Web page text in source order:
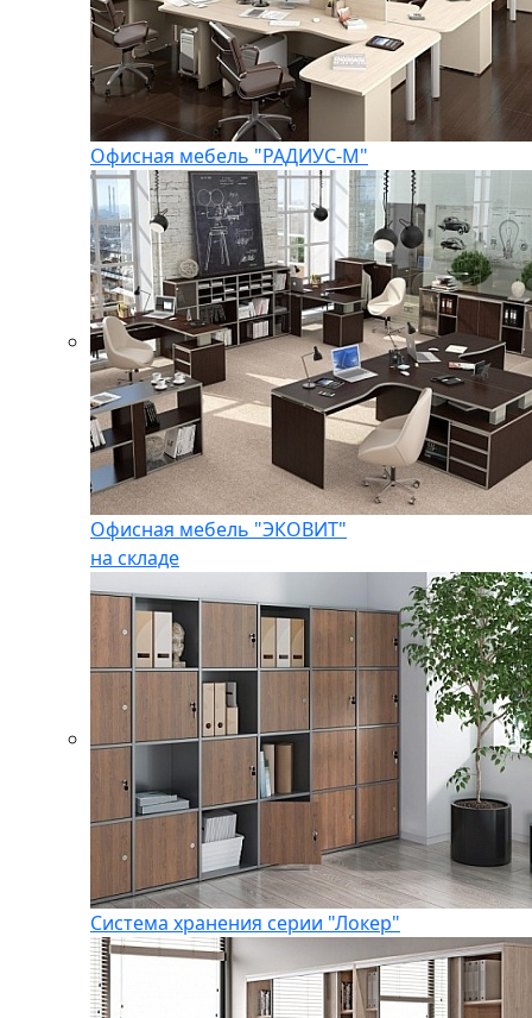
Офисная мебель "РАДИУС-М"
Офисная мебель "ЭКОВИТ"
на складе
Система хранения серии "Локер"